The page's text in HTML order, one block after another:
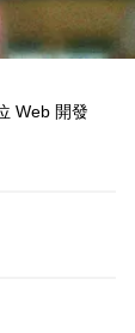
Web 開發